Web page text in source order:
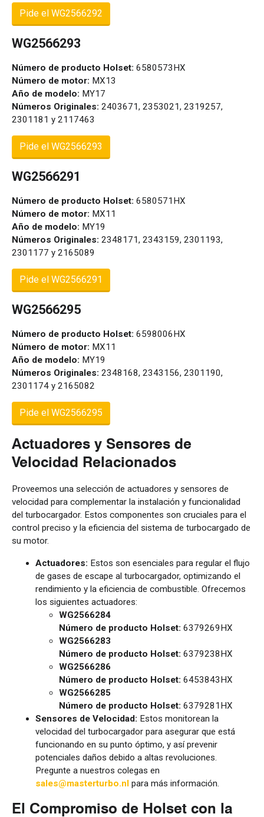
Pide el WG2566292
WG2566293
Número de producto Holset: 6580573HX
Número de motor: MX13
Año de modelo: MY17
Números Originales: 2403671, 2353021, 2319257,
2301181 y 2117463
Pide el WG2566293
WG2566291
Número de producto Holset: 6580571HX
Número de motor: MX11
Año de modelo: MY19
Números Originales: 2348171, 2343159, 2301193,
2301177 y 2165089
Pide el WG2566291
WG2566295
Número de producto Holset: 6598006HX
Número de motor: MX11
Año de modelo: MY19
Números Originales: 2348168, 2343156, 2301190,
2301174 y 2165082
Pide el WG2566295
Actuadores y Sensores de
Velocidad Relacionados
Proveemos una selección de actuadores y sensores de
velocidad para complementar la instalación y funcionalidad
del turbocargador. Estos componentes son cruciales para el
control preciso y la eficiencia del sistema de turbocargado de
su motor.
Actuadores: Estos son esenciales para regular el flujo
de gases de escape al turbocargador, optimizando el
rendimiento y la eficiencia de combustible. Ofrecemos
los siguientes actuadores:
WG2566284
Número de producto Holset: 6379269HX
WG2566283
Número de producto Holset: 6379238HX
WG2566286
Número de producto Holset: 6453843HX
WG2566285
Número de producto Holset: 6379281HX
Sensores de Velocidad: Estos monitorean la
velocidad del turbocargador para asegurar que está
funcionando en su punto óptimo, y así prevenir
potenciales daños debido a altas revoluciones.
Pregunte a nuestros colegas en
sales@masterturbo.nl para más información.
El Compromiso de Holset con la